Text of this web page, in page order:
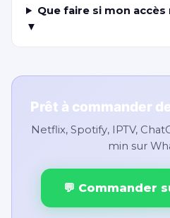
Que faire si mon
▼
Prêt à commander
Netflix, Spotify, IPTV,
min sur
💬 Commander